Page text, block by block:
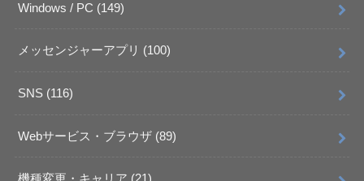
Windows / PC (149)
メッセンジャーアプリ (100)
SNS (116)
Webサービス・ブラウザ (89)